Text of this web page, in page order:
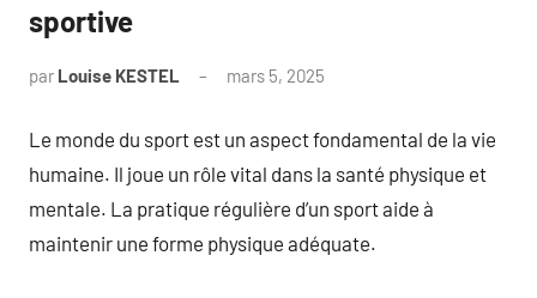
sportive
par Louise KESTEL mars 5, 2025
Le monde du sport est un aspect fondamental de la vie
humaine. Il joue un rôle vital dans la santé physique et
mentale. La pratique régulière d’un sport aide à
maintenir une forme physique adéquate.